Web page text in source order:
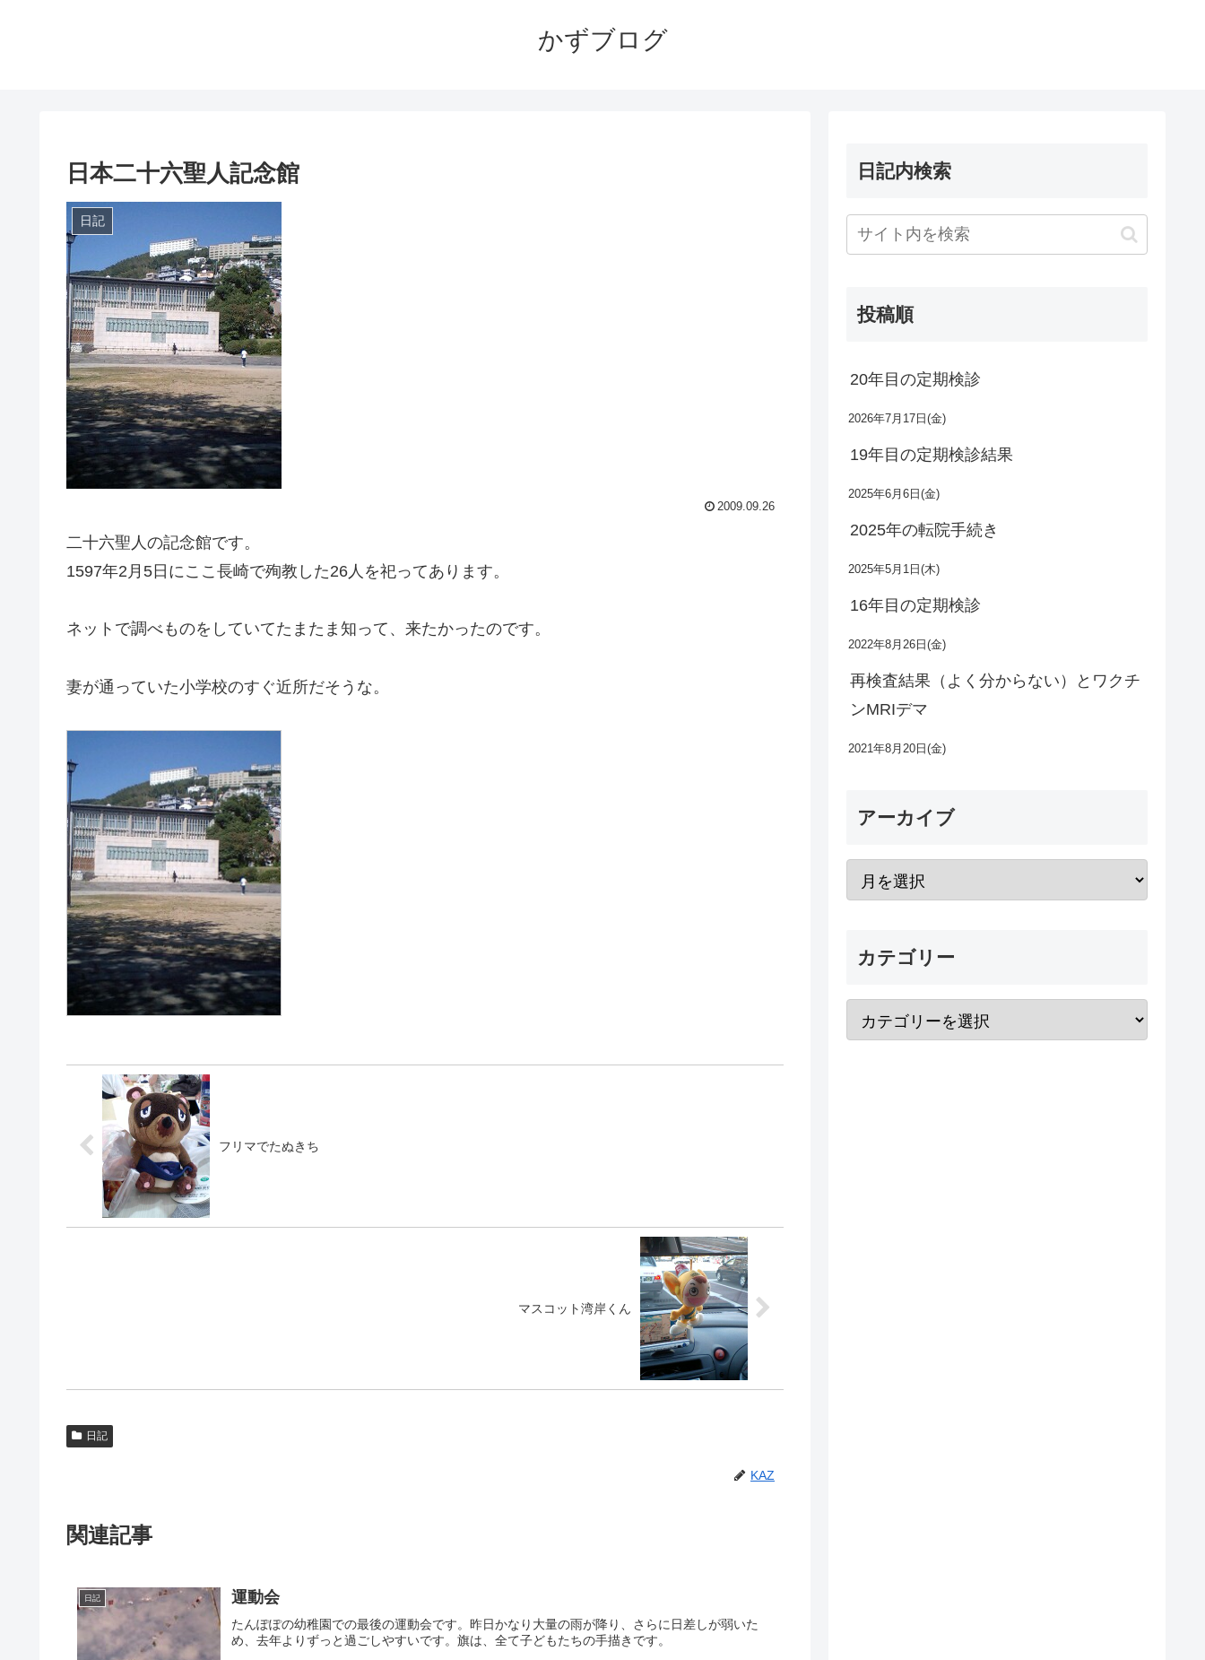
かずブログ
日本二十六聖人記念館
日記
2009.09.26
二十六聖人の記念館です。
1597年2月5日にここ長崎で殉教した26人を祀ってあります。
ネットで調べものをしていてたまたま知って、来たかったのです。
妻が通っていた小学校のすぐ近所だそうな。
フリマでたぬきち
マスコット湾岸くん
日記
KAZ
関連記事
日記 運動会
たんぽぽの幼稚園での最後の運動会です。昨日かなり大量の雨が降り、さらに日差しが弱いた
め、去年よりずっと過ごしやすいです。旗は、全て子どもたちの手描きです。
日記内検索
投稿順
20年目の定期検診
2026年7月17日(金)
19年目の定期検診結果
2025年6月6日(金)
2025年の転院手続き
2025年5月1日(木)
16年目の定期検診
2022年8月26日(金)
再検査結果（よく分からない）とワクチ
ンMRIデマ
2021年8月20日(金)
アーカイブ
カテゴリー